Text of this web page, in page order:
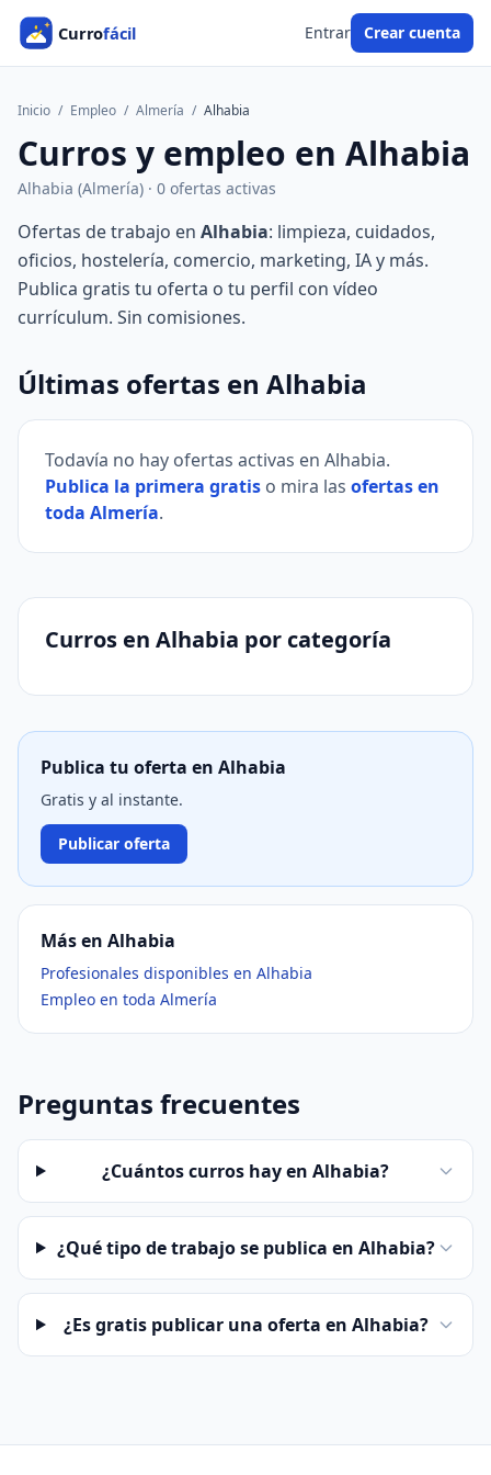
Entrar Crear cuenta
Inicio / Empleo / Almería / Alhabia
Curros y empleo en Alhabia
Alhabia (Almería) · 0 ofertas activas
Ofertas de trabajo en Alhabia: limpieza, cuidados,
oficios, hostelería, comercio, marketing, IA y más.
Publica gratis tu oferta o tu perfil con vídeo
currículum. Sin comisiones.
Últimas ofertas en Alhabia
Todavía no hay ofertas activas en Alhabia.
Publica la primera gratis o mira las ofertas en
toda Almería.
Curros en Alhabia por categoría
Publica tu oferta en Alhabia
Gratis y al instante.
Publicar oferta
Más en Alhabia
Profesionales disponibles en Alhabia
Empleo en toda Almería
Preguntas frecuentes
¿Cuántos curros hay en Alhabia?
¿Qué tipo de trabajo se publica en Alhabia?
¿Es gratis publicar una oferta en Alhabia?